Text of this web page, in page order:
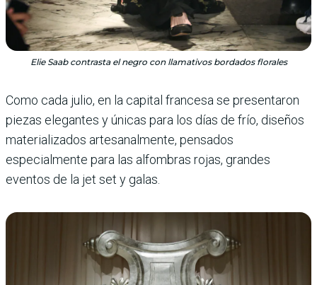
Elie Saab contrasta el negro con llamativos bordados florales
Como cada julio, en la capital francesa se presentaron
piezas elegantes y únicas para los días de frío, diseños
materializados arte­sanalmente, pensados
especialmente para las alfombras rojas, gran­des
eventos de la jet set y galas.